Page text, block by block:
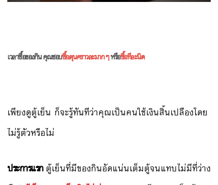
เวลาซื้อของกิน คุณชอบซื้อตุนคราวละมากๆหรือซื้อทีละนิด
เพียงดูตู้เย็น ก็จะรู้ทันทีว่าคุณเป็นคนใช้เงินสิ้นเปลืองโดย
ไม่รู้ตัวหรือไม่
ประการแรกตู้เย็นที่มีของกินอัดแน่นเต็มตู้จนแทบไม่มีที่ว่าง